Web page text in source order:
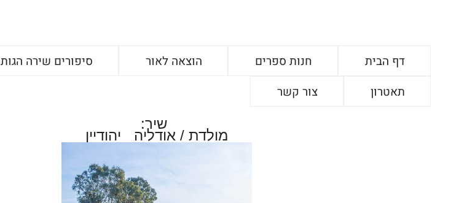
דף הבית חנות ספרים הוצאה לאור סיפורים שירה הגות
תאטרון
צור קשר
שיר:
מולדת / אודליה יהודיין